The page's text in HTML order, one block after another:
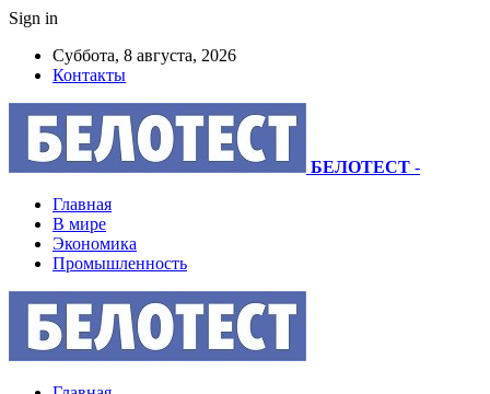
Sign in
Суббота, 8 августа, 2026
Контакты
БЕЛОТЕСТ -
Главная
В мире
Экономика
Промышленность